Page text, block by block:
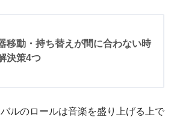
移動・持ち替えが間に合わない時
決策4つ
ルのロールは音楽を盛り上げる上で